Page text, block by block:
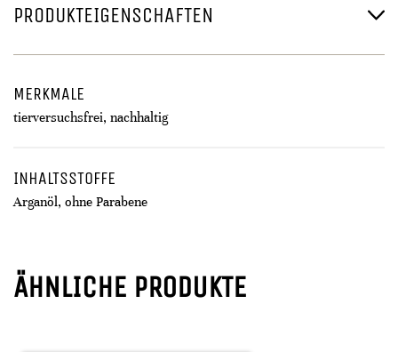
PRODUKTEIGENSCHAFTEN
MERKMALE
tierversuchsfrei, nachhaltig
INHALTSSTOFFE
Arganöl, ohne Parabene
ÄHNLICHE PRODUKTE